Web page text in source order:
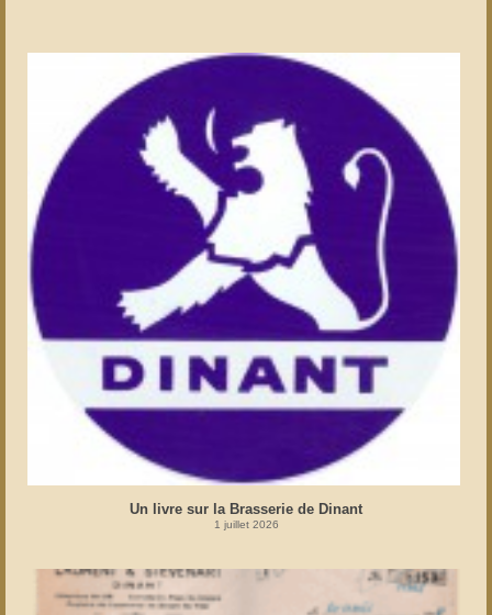
Un livre sur la Brasserie de Dinant
1 juillet 2026